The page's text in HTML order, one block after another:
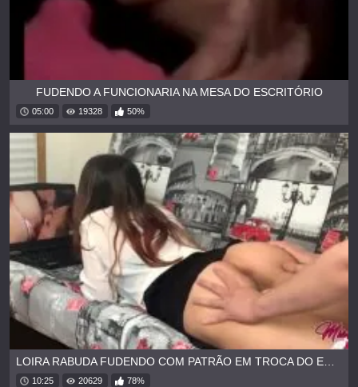
FUDENDO A FUNCIONARIA NA MESA DO ESCRITÓRIO
05:00 19328 50%
10:25 20629 78%